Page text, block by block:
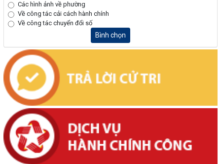
Các hình ảnh về phường
Về công tác cải cách hành chính
Về công tác chuyển đổi số
Bình chọn